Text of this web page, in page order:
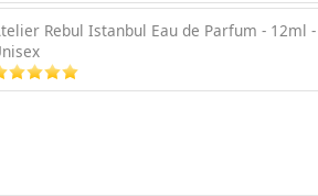
Rebul Istanbul Eau de Parfum - 12ml -